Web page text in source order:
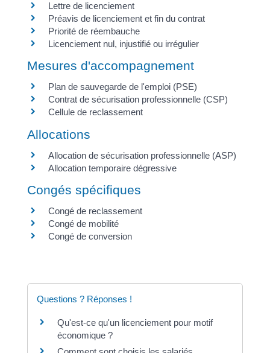
Lettre de licenciement
Préavis de licenciement et fin du contrat
Priorité de réembauche
Licenciement nul, injustifié ou irrégulier
Mesures d'accompagnement
Plan de sauvegarde de l'emploi (PSE)
Contrat de sécurisation professionnelle (CSP)
Cellule de reclassement
Allocations
Allocation de sécurisation professionnelle (ASP)
Allocation temporaire dégressive
Congés spécifiques
Congé de reclassement
Congé de mobilité
Congé de conversion
Questions ? Réponses !
Qu'est-ce qu'un licenciement pour motif
économique ?